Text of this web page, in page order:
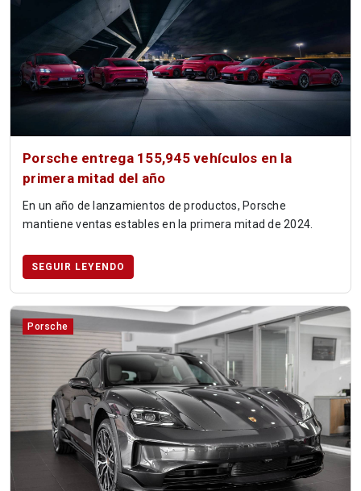
Porsche entrega 155,945 vehículos en la
primera mitad del año
En un año de lanzamientos de productos, Porsche
mantiene ventas estables en la primera mitad de 2024.
SEGUIR LEYENDO
Porsche